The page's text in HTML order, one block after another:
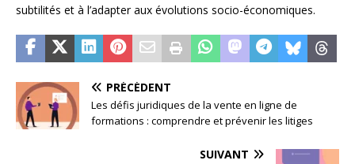
subtilités et à l’adapter aux évolutions socio-économiques.
PRÉCÉDENT
Les défis juridiques de la vente en ligne de
formations : comprendre et prévenir les litiges
SUIVANT